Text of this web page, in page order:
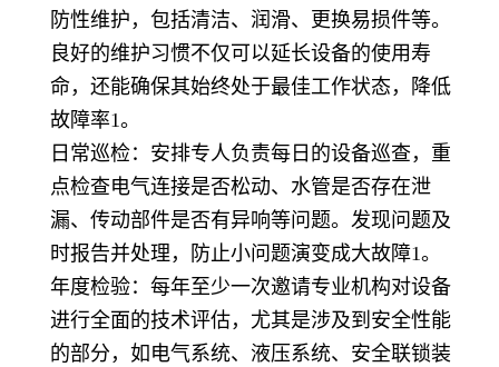
防性维护，包括清洁、润滑、更换易损件等。
良好的维护习惯不仅可以延长设备的使用寿
命，还能确保其始终处于最佳工作状态，降低
故障率1。
日常巡检：安排专人负责每日的设备巡查，重
点检查电气连接是否松动、水管是否存在泄
漏、传动部件是否有异响等问题。发现问题及
时报告并处理，防止小问题演变成大故障1。
年度检验：每年至少一次邀请专业机构对设备
进行全面的技术评估，尤其是涉及到安全性能
的部分，如电气系统、液压系统、安全联锁装